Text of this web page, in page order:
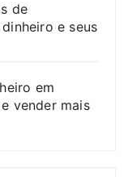
de
e seus
em
vender mais